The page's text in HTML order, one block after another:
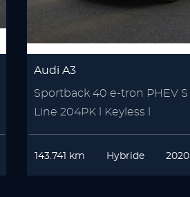
Audi A3
Sportback 40 e-tron PHEV S
Line 204PK l Keyless l
143.741 km Hybride 2020